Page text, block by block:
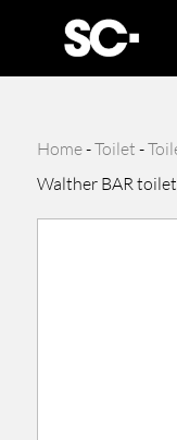
Home-Toilet -
Walther BAR